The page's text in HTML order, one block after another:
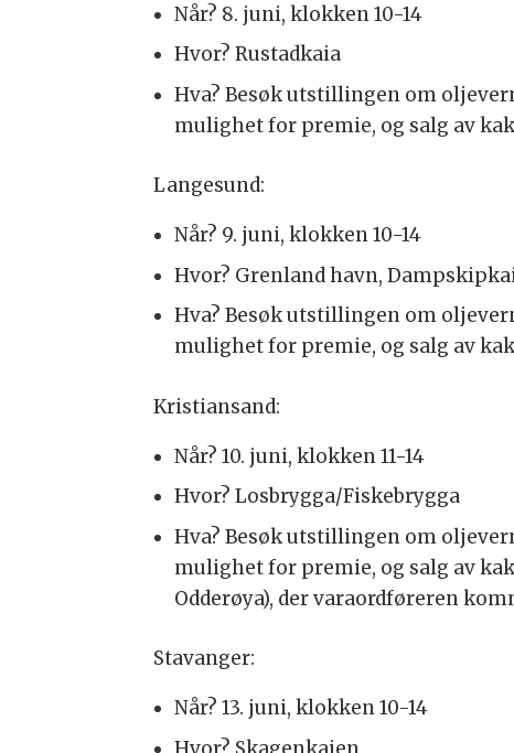
Når? 8. juni, klokken 10-14
Hvor? Rustadkaia
Hva? Besøk utstillingen om
mulighet for premie, og salg av
Langesund:
Når? 9. juni, klokken 10-14
Hvor? Grenland havn,
Hva? Besøk utstillingen om
mulighet for premie, og salg av
Kristiansand:
Når? 10. juni, klokken 11-14
Hvor? Losbrygga/Fiskebrygga
Hva? Besøk utstillingen om
mulighet for premie, og salg av
Odderøya), der varaordføreren
Stavanger:
Når? 13. juni, klokken 10-14
Hvor? Skagenkaien